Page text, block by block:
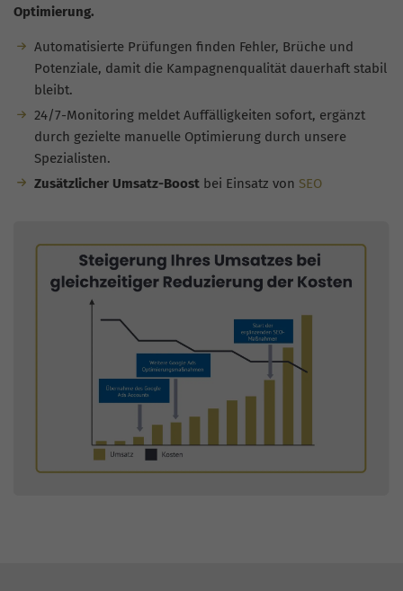
Optimierung.
Automatisierte Prüfungen finden Fehler, Brüche und
Potenziale, damit die Kampagnenqualität dauerhaft stabil
bleibt.
24/7-Monitoring meldet Auffälligkeiten sofort, ergänzt
durch gezielte manuelle Optimierung durch unsere
Spezialisten.
Zusätzlicher Umsatz-Boostbei Einsatz von SEO